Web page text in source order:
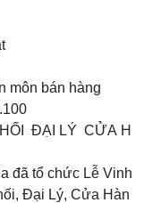
môn bán hàng
ĐẠI LÝ CỬA H
đã tổ chức Lễ Vinh
Đại Lý, Cửa Hàn